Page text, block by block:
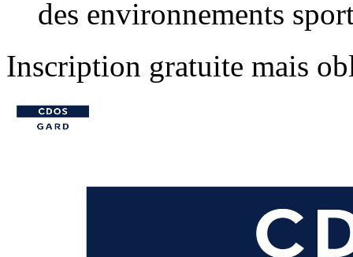
des environnements
Inscription gratuite mais